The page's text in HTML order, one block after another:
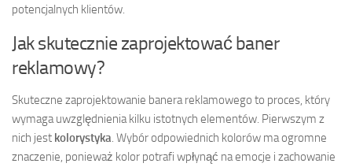
potencjalnych klientów.
Jak skutecznie zaprojektować baner
reklamowy?
Skuteczne zaprojektowanie banera reklamowego to proces, który
wymaga uwzględnienia kilku istotnych elementów. Pierwszym z
nich jest kolorystyka. Wybór odpowiednich kolorów ma ogromne
znaczenie, ponieważ kolor potrafi wpłynąć na emocje i zachowanie